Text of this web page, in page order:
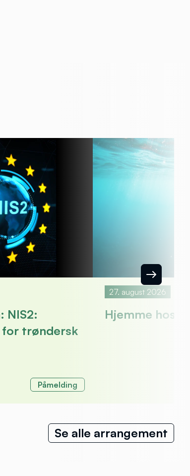
NIS2:
for trøndersk
Påmelding
27. august 2026
Hjemme hos:
Se alle arrangement